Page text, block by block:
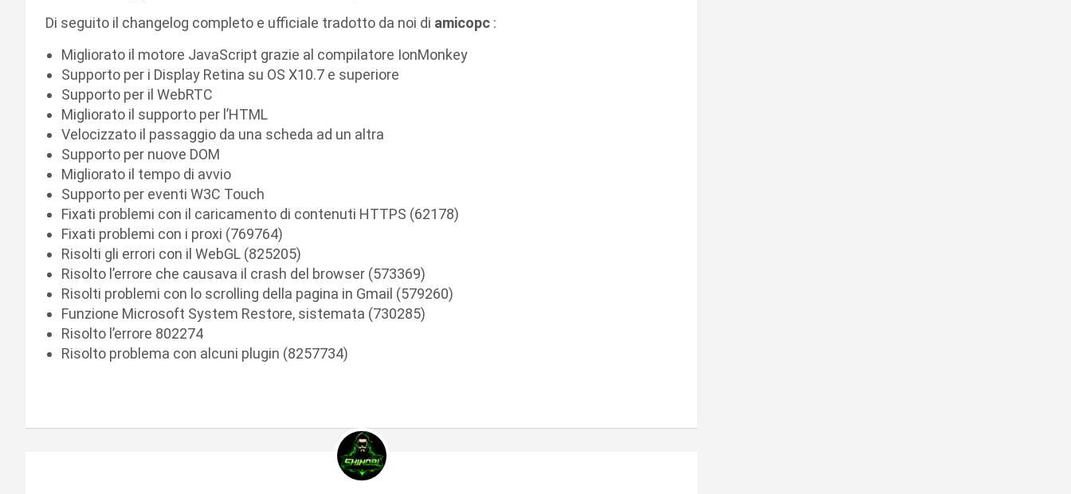
Di seguito il changelog completo e ufficiale tradotto da noi di amicopc :
Migliorato il motore JavaScript grazie al compilatore IonMonkey
Supporto per i Display Retina su OS X10.7 e superiore
Supporto per il WebRTC
Migliorato il supporto per l’HTML
Velocizzato il passaggio da una scheda ad un altra
Supporto per nuove DOM
Migliorato il tempo di avvio
Supporto per eventi W3C Touch
Fixati problemi con il caricamento di contenuti HTTPS (62178)
Fixati problemi con i proxi (769764)
Risolti gli errori con il WebGL (825205)
Risolto l’errore che causava il crash del browser (573369)
Risolti problemi con lo scrolling della pagina in Gmail (579260)
Funzione Microsoft System Restore, sistemata (730285)
Risolto l’errore 802274
Risolto problema con alcuni plugin (8257734)